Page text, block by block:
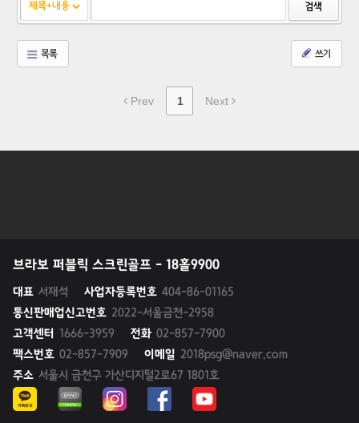
검색
목록 쓰기
Prev 1 Next
브라보 퍼블릭 스크린골프 - 18홀9900
대표 서재석 사업자등록번호 404-86-01165
통신판매업신고번호 2022-서울금천-2958
고객센터
1666-3959 전화 02-857-7900
팩스번호 02-857-7909 이메일 2018psg@naver.com
주소 서울시 금천구 가산디지털2로67 1801호